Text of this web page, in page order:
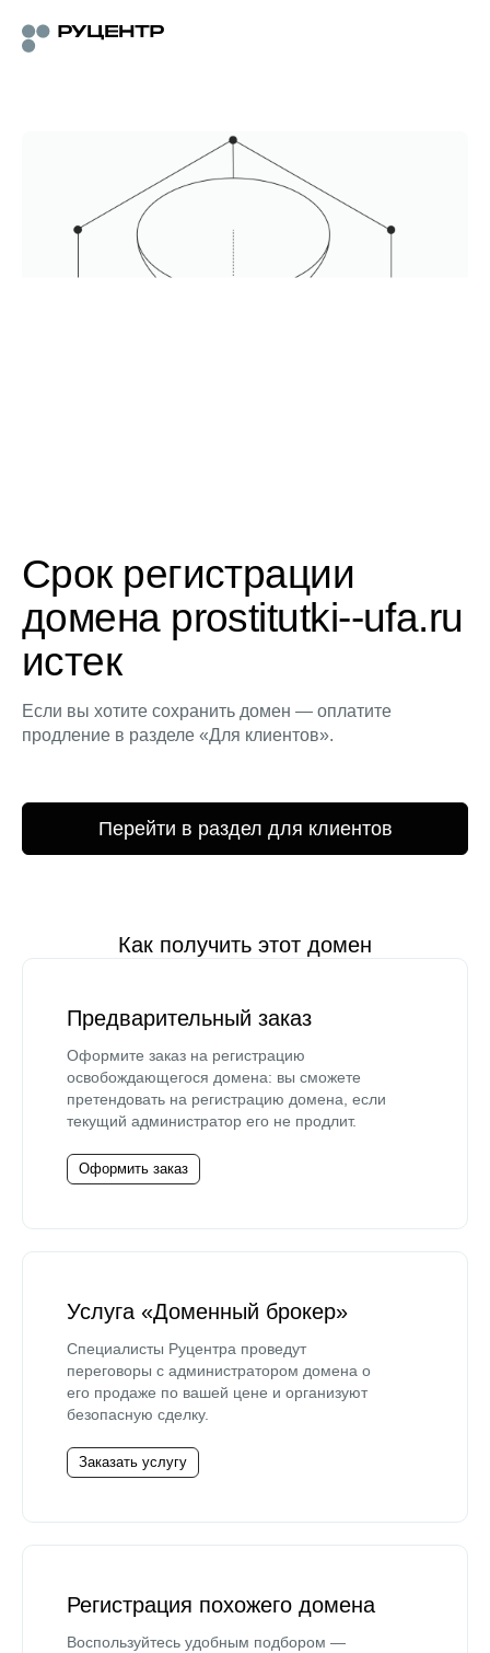
Срок регистрации
домена prostitutki--ufa.ru
истек
Если вы хотите сохранить домен — оплатите
продление в разделе «Для клиентов».
Перейти в раздел для клиентов
Как получить этот домен
Предварительный заказ
Оформите заказ на регистрацию
освобождающегося домена: вы сможете
претендовать на регистрацию домена, если
текущий администратор его не продлит.
Оформить заказ
Услуга «Доменный брокер»
Специалисты Руцентра проведут
переговоры с администратором домена о
его продаже по вашей цене и организуют
безопасную сделку.
Заказать услугу
Регистрация похожего домена
Воспользуйтесь удобным подбором —